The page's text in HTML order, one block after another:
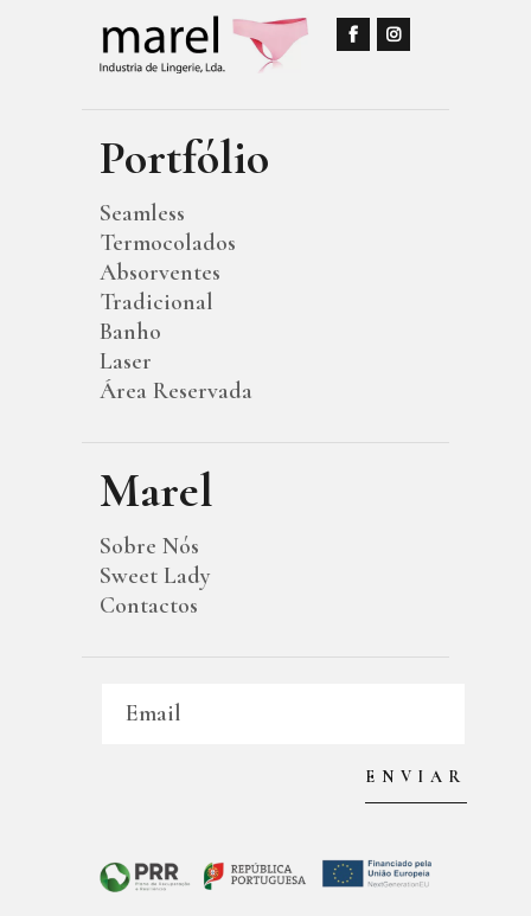
Portfólio
Seamless
Termocolados
Absorventes
Tradicional
Banho
Laser
Área Reservada
Marel
Sobre Nós
Sweet Lady
Contactos